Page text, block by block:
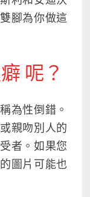
腳為你做這
呢？
為性倒錯 。
親吻別人的
者。如果您
圖片可能也